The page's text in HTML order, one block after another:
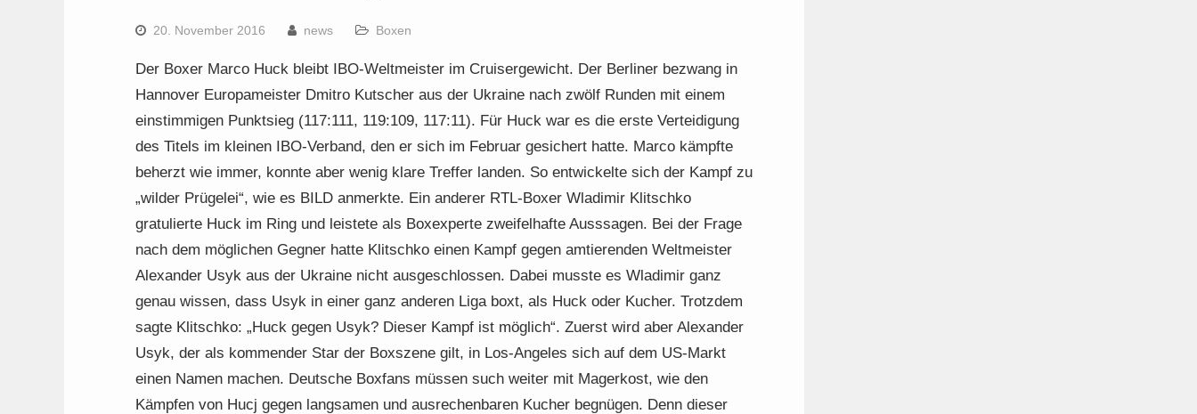
20. November 2016 news Boxen
Der Boxer Marco Huck bleibt IBO-Weltmeister im Cruisergewicht. Der Berliner bezwang in
Hannover Europameister Dmitro Kutscher aus der Ukraine nach zwölf Runden mit einem
einstimmigen Punktsieg (117:111, 119:109, 117:11). Für Huck war es die erste Verteidigung
des Titels im kleinen IBO-Verband, den er sich im Februar gesichert hatte. Marco kämpfte
beherzt wie immer, konnte aber wenig klare Treffer landen. So entwickelte sich der Kampf zu
„wilder Prügelei“, wie es BILD anmerkte. Ein anderer RTL-Boxer Wladimir Klitschko
gratulierte Huck im Ring und leistete als Boxexperte zweifelhafte Ausssagen. Bei der Frage
nach dem möglichen Gegner hatte Klitschko einen Kampf gegen amtierenden Weltmeister
Alexander Usyk aus der Ukraine nicht ausgeschlossen. Dabei musste es Wladimir ganz
genau wissen, dass Usyk in einer ganz anderen Liga boxt, als Huck oder Kucher. Trotzdem
sagte Klitschko: „Huck gegen Usyk? Dieser Kampf ist möglich“. Zuerst wird aber Alexander
Usyk, der als kommender Star der Boxszene gilt, in Los-Angeles sich auf dem US-Markt
einen Namen machen. Deutsche Boxfans müssen such weiter mit Magerkost, wie den
Kämpfen von Hucj gegen langsamen und ausrechenbaren Kucher begnügen. Denn dieser